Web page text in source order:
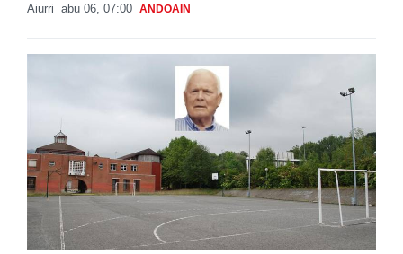
Aiurri abu 06, 07:00 ANDOAIN